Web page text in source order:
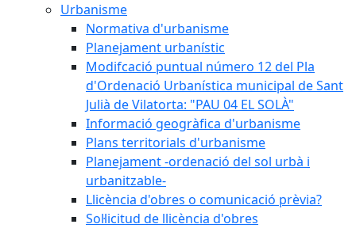
Urbanisme
Normativa d'urbanisme
Planejament urbanístic
Modifcació puntual número 12 del Pla
d'Ordenació Urbanística municipal de Sant
Julià de Vilatorta: "PAU 04 EL SOLÀ"
Informació geogràfica d'urbanisme
Plans territorials d'urbanisme
Planejament -ordenació del sol urbà i
urbanitzable-
Llicència d'obres o comunicació prèvia?
Sol·licitud de llicència d'obres